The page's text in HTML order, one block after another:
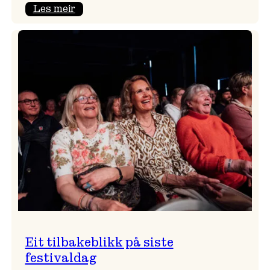
Les meir:
Eit tilbakeblikk på siste
festivaldag